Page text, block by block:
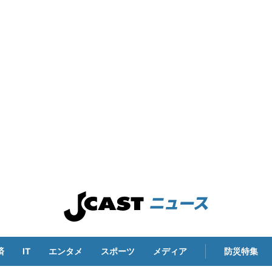
IT エンタメ スポーツ メディア 防災特集